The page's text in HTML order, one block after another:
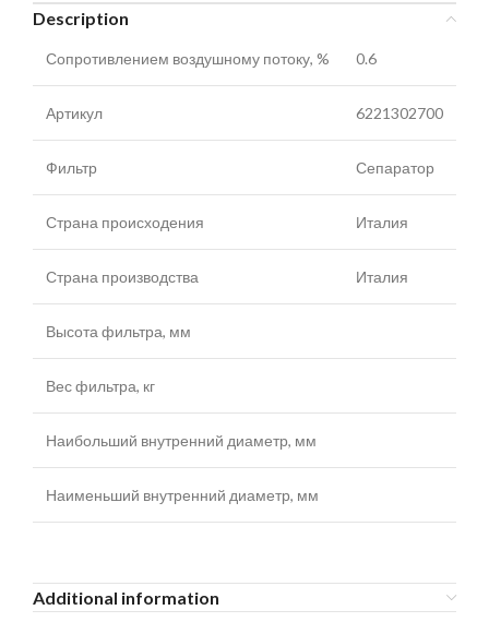
Description
Сопротивлением воздушному потоку, % 0.6
Артикул 6221302700
Фильтр Сепаратор
Страна происходения Италия
Страна производства Италия
Высота фильтра, мм
Вес фильтра, кг
Наибольший внутренний диаметр, мм
Наименьший внутренний диаметр, мм
Additional information